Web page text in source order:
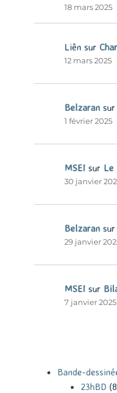
18 mars 2025
Liên sur
12 mars 2025
Belzaransur
1 février 2025
MSEIsur Le
30 janvier
Belzaransur
29 janvier
MSEIsur
7 janvier 2025
Bande-
23hBD